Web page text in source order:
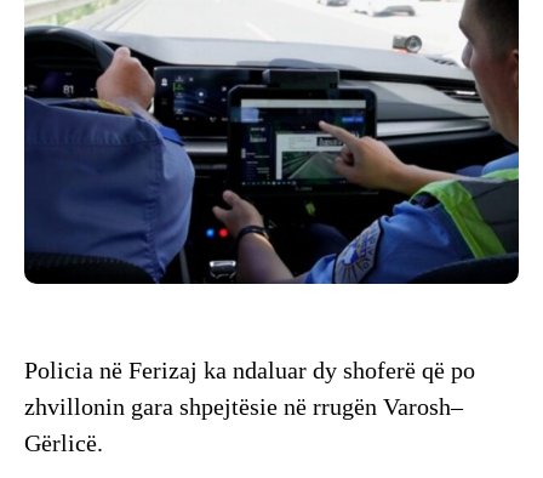
Policia në Ferizaj ka ndaluar dy shoferë që po
zhvillonin gara shpejtësie në rrugën Varosh–
Gërlicë.